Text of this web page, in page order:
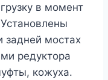
в момент
задней мостах
редуктора
кожуха.